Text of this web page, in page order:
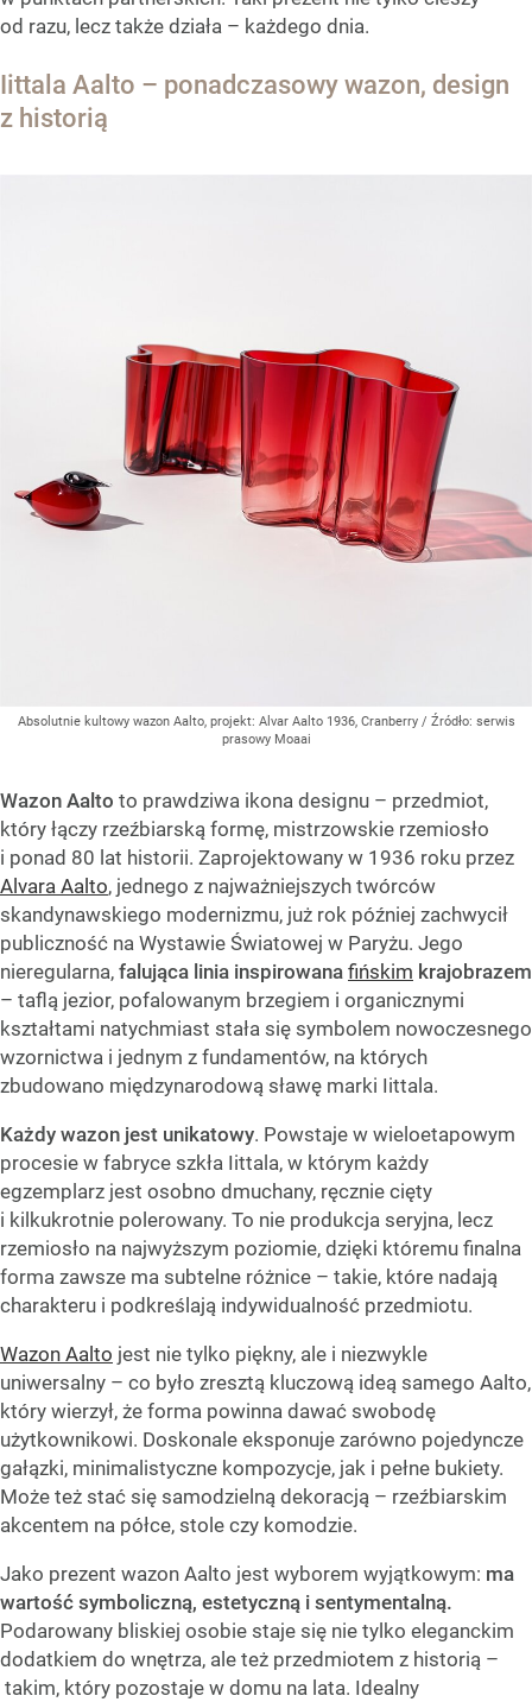
od razu, lecz także działa – każdego dnia.
Iittala Aalto – ponadczasowy wazon, design
z historią
Absolutnie kultowy wazon Aalto, projekt: Alvar Aalto 1936, Cranberry / Źródło: serwis
prasowy Moaai
Wazon Aalto to prawdziwa ikona designu – przedmiot,
który łączy rzeźbiarską formę, mistrzowskie rzemiosło
i ponad 80 lat historii. Zaprojektowany w 1936 roku przez
Alvara Aalto, jednego z najważniejszych twórców
skandynawskiego modernizmu, już rok później zachwycił
publiczność na Wystawie Światowej w Paryżu. Jego
nieregularna, falująca linia inspirowana fińskim krajobrazem
– taflą jezior, pofalowanym brzegiem i organicznymi
kształtami natychmiast stała się symbolem nowoczesnego
wzornictwa i jednym z fundamentów, na których
zbudowano międzynarodową sławę marki Iittala.
Każdy wazon jest unikatowy. Powstaje w wieloetapowym
procesie w fabryce szkła Iittala, w którym każdy
egzemplarz jest osobno dmuchany, ręcznie cięty
i kilkukrotnie polerowany. To nie produkcja seryjna, lecz
rzemiosło na najwyższym poziomie, dzięki któremu finalna
forma zawsze ma subtelne różnice – takie, które nadają
charakteru i podkreślają indywidualność przedmiotu.
Wazon Aalto jest nie tylko piękny, ale i niezwykle
uniwersalny – co było zresztą kluczową ideą samego Aalto,
który wierzył, że forma powinna dawać swobodę
użytkownikowi. Doskonale eksponuje zarówno pojedyncze
gałązki, minimalistyczne kompozycje, jak i pełne bukiety.
Może też stać się samodzielną dekoracją – rzeźbiarskim
akcentem na półce, stole czy komodzie.
Jako prezent wazon Aalto jest wyborem wyjątkowym: ma
wartość symboliczną, estetyczną i sentymentalną.
Podarowany bliskiej osobie staje się nie tylko eleganckim
dodatkiem do wnętrza, ale też przedmiotem z historią –
takim, który pozostaje w domu na lata. Idealny